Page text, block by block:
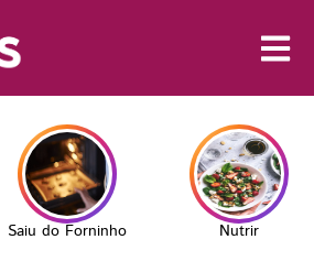
Saiu do Forninho Nutrir